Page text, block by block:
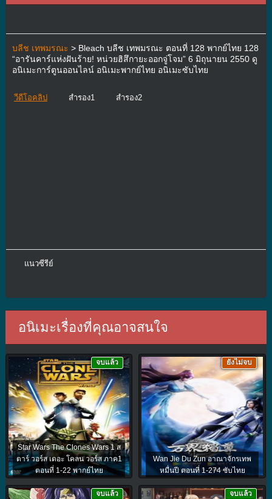
บลีช เทพมรณะ > Bleach บลีช เทพมรณะ ตอนที่ 128 พากย์ไทย 128
“อารันคาร์แห่งฝันร้าย! หน่วยฮิสึกายะออกจู่โจม” 6 มิถุนายน 2550 ดู
อนิเมะการ์ตูนออนไลน์ อนิเมะพากย์ไทย อนิเมะซับไทย
วีดีโอคลิป สำรอง1 สำรอง2
แนวซีรีย์
อนิเมะเรื่องที่คุณอาจสนใจ
Star Wars The Clones Wars 1 ส
ตาร์ วอร์ส เดอะ โคลน วอร์ส ภาค1
ตอนที่ 1-22 พากย์ไทย
จบแล้ว
Wan Jie Du Zun อาณาจักรเทพ
หมื่นปี ตอนที่ 1-274 ซับไทย
ยังไม่จบ
จบแล้ว จบแล้ว